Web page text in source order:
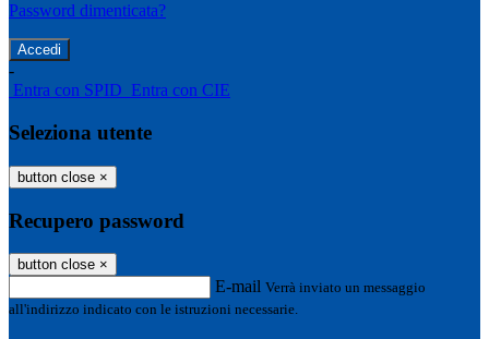
Password dimenticata?
-
Entra con SPID Entra con CIE
Seleziona utente
button close ×
Recupero password
button close ×
E-mail Verrà inviato un messaggio
all'indirizzo indicato con le istruzioni necessarie.